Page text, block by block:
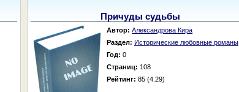
Причуды судьбы
Автор: Александрова Кира
Раздел: Исторические любовные романы
Год: 0
Страниц: 108
Рейтинг: 85 (4.29)